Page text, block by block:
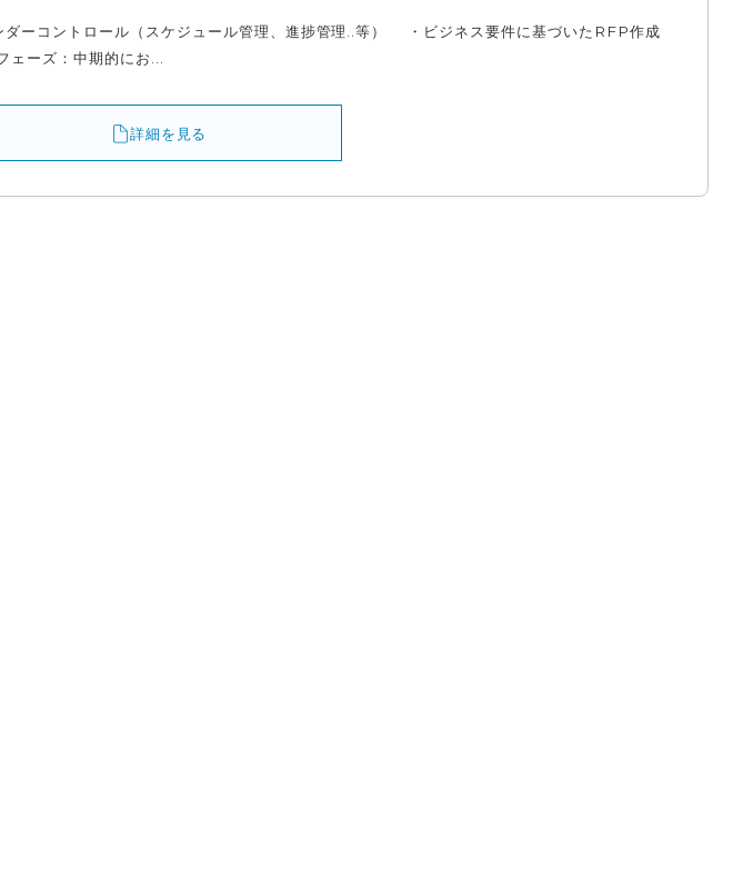
ーコントロール（スケジュール管理、進捗管理..等） ・ビジネス要件に基づいたRFP作成
ーズ：中期的にお...
詳細を見る